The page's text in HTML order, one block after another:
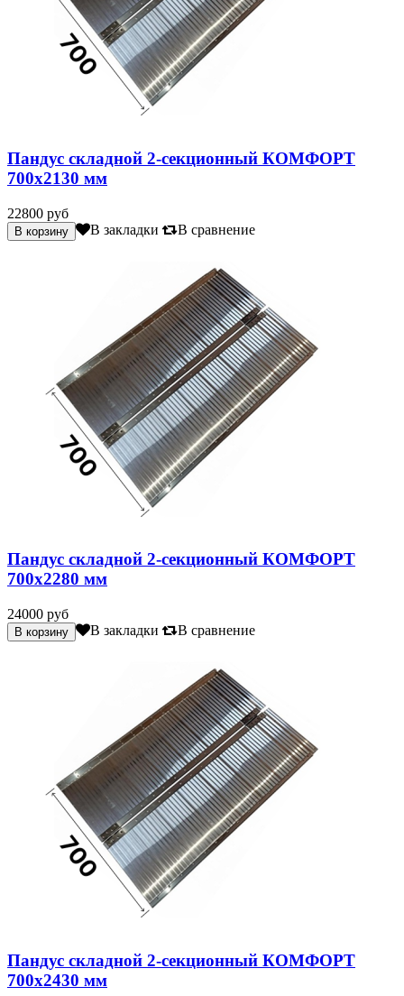
Пандус складной 2-секционный КОМФОРТ
700х2130 мм
22800 руб
В закладки В сравнение
Пандус складной 2-секционный КОМФОРТ
700х2280 мм
24000 руб
В закладки В сравнение
Пандус складной 2-секционный КОМФОРТ
700х2430 мм